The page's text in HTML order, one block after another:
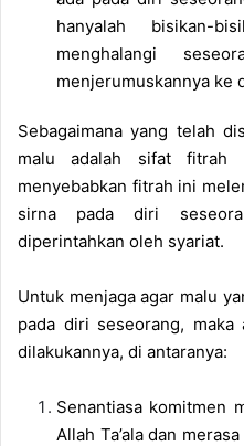
hanyalah bisikan-
menghalangi
menjerumuskannya ke
Sebagaimana yang telah
malu adalah sifat fitrah
menyebabkan fitrah ini
sirna pada diri
diperintahkan oleh syariat.
Untuk menjaga agar malu
pada diri seseorang,
dilakukannya, di antaranya:
Senantiasa komitmen
Allah Ta’ala dan